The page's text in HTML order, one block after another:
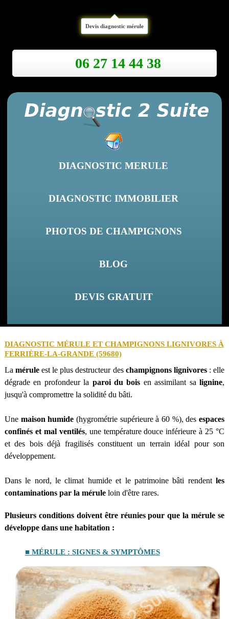
Devis diagnostic mérule
06 27 14 44 38
DIAGNOSTIC MERULE
DIAGNOSTIC IMMOBILIER
PHOTOS DE CHAMPIGNONS
BLOG
DEVIS GRATUIT
DIAGNOSTIC MÉRULE ET CHAMPIGNONS LIGNIVORES À
FERRIÈRE-LA-GRANDE (59680)
Lamérule est le plus destructeur des champignons lignivores: elle
dégrade en profondeur la paroi du bois en assimilant salignine,
jusqu'à compromettre la solidité du bâti.
Une maison humide (hygrométrie supérieure à 60 %), desespaces
confinés et mal ventilés, une température douce inférieure à 25 °C
et des bois déjà fragilisés constituent un terrain idéal pour son
développement.
Dans le nord, le climat humide et le patrimoine bâti rendentles
contaminations par la méruleloin d'être rares.
Plusieurs conditions doivent être réunies pour que la mérule se
développe dans une habitation :
■ MÉRULE : SIGNES & SYMPTÔMES